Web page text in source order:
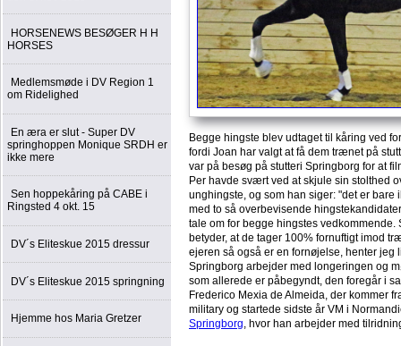
HORSENEWS BESØGER H H
HORSES
Medlemsmøde i DV Region 1
om Ridelighed
En æra er slut - Super DV
springhoppen Monique SRDH er
ikke mere
Sen hoppekåring på CABE i
Ringsted 4 okt. 15
DV´s Eliteskue 2015 dressur
DV´s Eliteskue 2015 springning
Hjemme hos Maria Gretzer
Begge hingste blev udtaget til kåring ved
fordi Joan har valgt at få dem trænet på
var på besøg på stutteri Springborg for at
Per havde svært ved at skjule sin stolthed
unghingste, og som han siger: "det er
med to så overbevisende
tale om for begge hingstes
betyder, at de tager 100% fornuftigt imod
ejeren så også er en fornøjelse, henter jeg
Springborg arbejder med longeringen og
som allerede er påbegyndt, den foregår i
Frederico Mexia de Almeida, der kommer
military og startede sidste år VM i
Springborg, hvor han arbejder med